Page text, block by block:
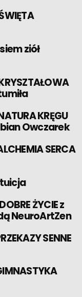
ziół
KRĘGU
Owczarek
SERCA
ŻYCIE z
NeuroArtZen
SENNE